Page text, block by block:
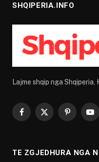
SHQIPERIA.INFO
Lajme shqip nga Shqiperia,
Facebook
X
Pinterest
TE ZGJEDHURA NGA